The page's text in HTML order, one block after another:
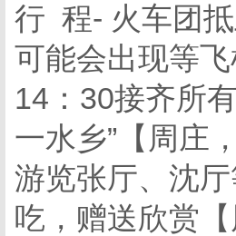
行 程- 火车团
可能会出现等
14：30接齐所
一水乡”【周庄
游览张厅、沈
吃，赠送欣赏